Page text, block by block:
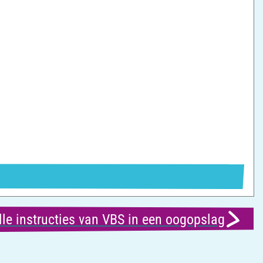
instructies van VBS in een oogopslag